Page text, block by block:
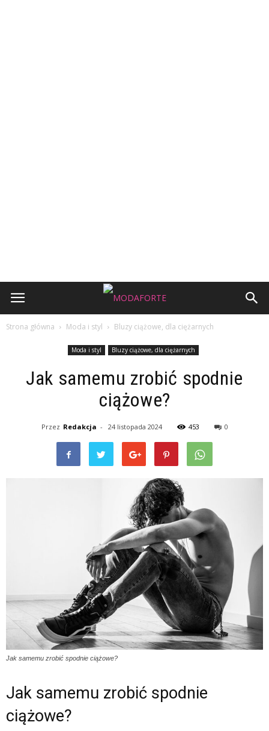
Strona główna Moda i styl Bluzy ciążowe, dla ciężarnych
Moda i styl Bluzy ciążowe, dla ciężarnych
Jak samemu zrobić spodnie
ciążowe?
Przez Redakcja - 24 listopada 2024 453 0
Jak samemu zrobić spodnie ciążowe?
Jak samemu zrobić spodnie
ciążowe?